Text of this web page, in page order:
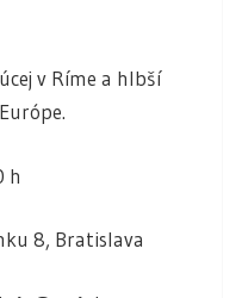
v Ríme a hlbší
h
8, Bratislava